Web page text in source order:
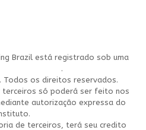
Brazil está registrado sob uma
.
Todos os direitos reservados.
terceiros só poderá ser feito nos
autorização expressa do
de terceiros, terá seu credito